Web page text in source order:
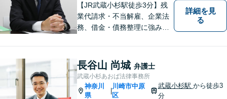
【JR武蔵小杉駅徒歩3分】残
業代請求・不当解雇、企業法
務、借金・債務整理に強み。
も残業代の回収経験アリ。お
電話、メール関わらず素早い
レスポンスを心がけていま
す。【初回の面談無料】【営
業時間外や土日の相談も可】
詳細を見
る
長谷山 尚城 弁護士
武蔵小杉あおば法律事務所
神奈川
県
川崎市中原
区
武蔵小杉駅 から徒歩3
分